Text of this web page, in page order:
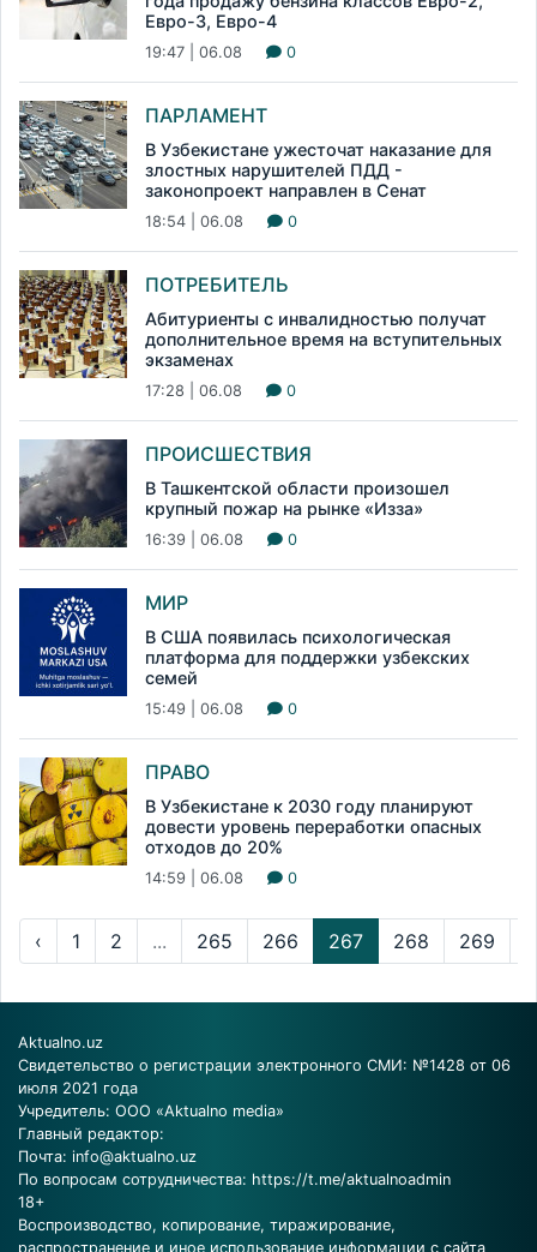
Евро-3, Евро-4
19:47 | 06.08 0
ПАРЛАМЕНТ
В Узбекистане ужесточат наказание для
злостных нарушителей ПДД -
законопроект направлен в Сенат
18:54 | 06.08 0
ПОТРЕБИТЕЛЬ
Абитуриенты с инвалидностью получат
дополнительное время на вступительных
экзаменах
17:28 | 06.08 0
ПРОИСШЕСТВИЯ
В Ташкентской области произошел
крупный пожар на рынке «Изза»
16:39 | 06.08 0
МИР
В США появилась психологическая
платформа для поддержки узбекских
семей
15:49 | 06.08 0
ПРАВО
В Узбекистане к 2030 году планируют
довести уровень переработки опасных
отходов до 20%
14:59 | 06.08 0
‹ 1 2 ... 265 266 267 268 269
Aktualno.uz
Свидетельство о регистрации электронного СМИ: №1428 от 06
июля 2021 года
Учредитель: ООО «Aktualno media»
Главный редактор:
Почта: info@aktualno.uz
По вопросам сотрудничества: https://t.me/aktualnoadmin
18+
Воспроизводство, копирование, тиражирование,
распространение и иное использование информации с сайта